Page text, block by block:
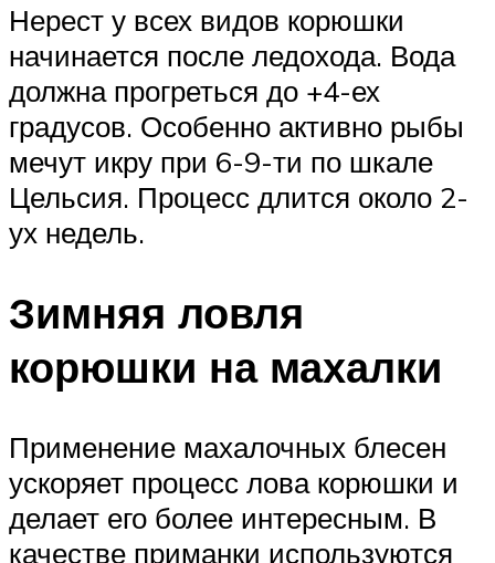
Нерест у всех видов корюшки
начинается после ледохода. Вода
должна прогреться до +4-ех
градусов. Особенно активно рыбы
мечут икру при 6-9-ти по шкале
Цельсия. Процесс длится около 2-
ух недель.
Зимняя ловля
корюшки на махалки
Применение махалочных блесен
ускоряет процесс лова корюшки и
делает его более интересным. В
качестве приманки используются